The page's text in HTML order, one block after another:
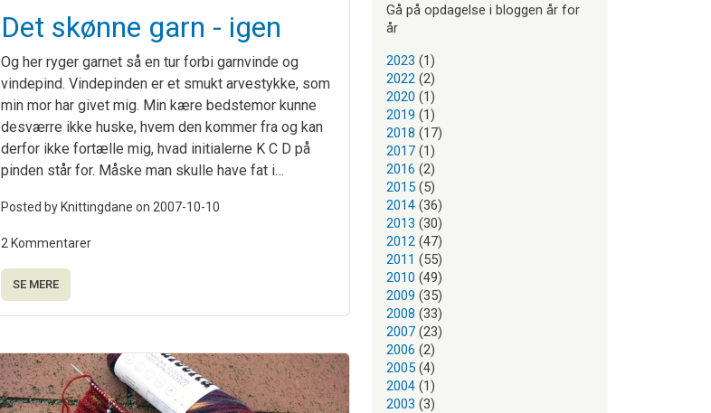
Det skønne garn - igen
Og her ryger garnet så en tur forbi garnvinde og
vindepind. Vindepinden er et smukt arvestykke, som
min mor har givet mig. Min kære bedstemor kunne
desværre ikke huske, hvem den kommer fra og kan
derfor ikke fortælle mig, hvad initialerne K C D på
pinden står for. Måske man skulle have fat i…
Posted by Knittingdane on 2007-10-10
2 Kommentarer
SE MERE
Gå på opdagelse i bloggen år for
år
2023 (1)
2022 (2)
2020 (1)
2019 (1)
2018 (17)
2017 (1)
2016 (2)
2015 (5)
2014 (36)
2013 (30)
2012 (47)
2011 (55)
2010 (49)
2009 (35)
2008 (33)
2007 (23)
2006 (2)
2005 (4)
2004 (1)
2003 (3)